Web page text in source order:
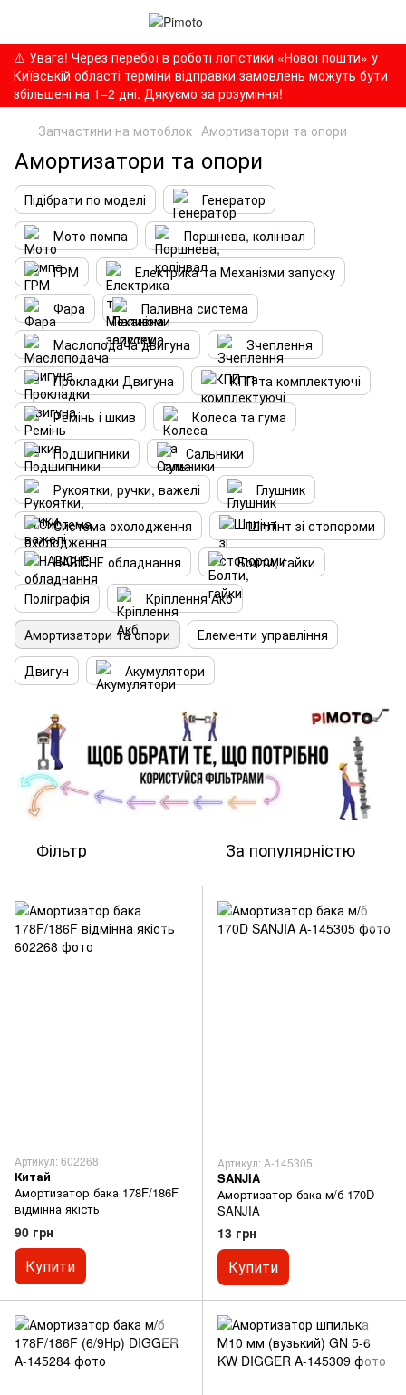
⚠️ Увага! Через перебої в роботі логістики «Нової пошти» у
Київській області терміни відправки замовлень можуть бути
збільшені на 1–2 дні. Дякуємо за розуміння!
Запчастини на мотоблок Амортизатори та опори
Амортизатори та опори
Підібрати по моделі
Генератор
Мото помпа
Поршнева, колінвал
ГРМ
Електрика та Механізми запуску
Фара
Паливна система
Маслоподача двигуна
Зчеплення
Прокладки Двигуна
КПП та комплектуючі
Ремінь і шкив
Колеса та гума
Подшипники
Сальники
Рукоятки, ручки, важелі
Глушник
Система охолодження
Шплінт зі стопороми
НАВІСНЕ обладнання
Болти, гайки
Поліграфія
Кріплення Акб
Амортизатори та опори
Елементи управління
Двигун
Акумулятори
Фільтр За популярністю
Артикул: 602268
Китай
Амортизатор бака 178F/186F
відмінна якість
90 грн
Купити
Артикул: A-145305
SANJIA
Амортизатор бака м/б 170D
SANJIA
13 грн
Купити